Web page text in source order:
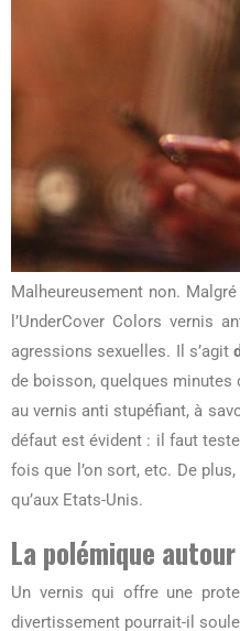
Malheureusement non.
l’UnderCover Colors vernis
agressions sexuelles. Il s’agit
de boisson, quelques minutes
au vernis anti stupéfiant, à
défaut est évident : il faut
fois que l’on sort, etc. De
qu’aux Etats-Unis.
La polémique
Un vernis qui offre une
divertissement pourrait-il